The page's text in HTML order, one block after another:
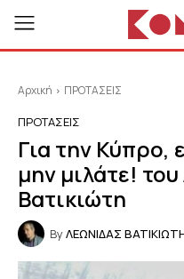
Αρχική ΠΡΟΤΑΣΕΙΣ
ΠΡΟΤΑΣΕΙΣ
Για την Κύπρο,
μην μιλάτε!
Βατικιώτη
ByΛΕΩΝΙΔΑΣ